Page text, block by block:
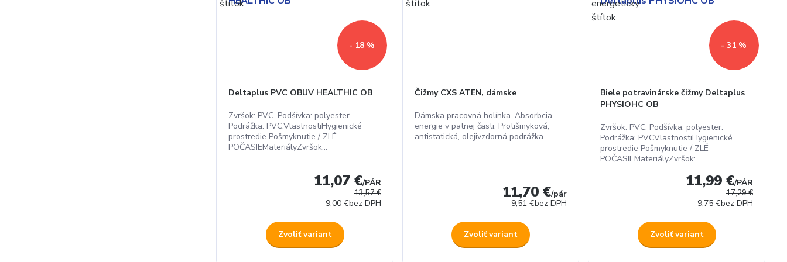
- 18 %
Deltaplus PVC OBUV HEALTHIC OB
Zvršok: PVC. Podšívka: polyester.
Podrážka: PVC.VlastnostiHygienické
prostredie Pošmyknutie / ZLÉ
POČASIEMateriályZvršok...
13,57 €
11,07 €/PÁR
9,00 €bez DPH
Zvoliť variant
Čižmy CXS ATEN, dámske
Dámska pracovná holínka. Absorbcia
energie v pätnej časti. Protišmyková,
antistatická, olejivzdorná podrážka. ...
11,70 €/pár
9,51 €bez DPH
Zvoliť variant
- 31 %
Biele potravinárske čižmy Deltaplus
PHYSIOHC OB
Zvršok: PVC. Podšívka: polyester.
Podrážka: PVCVlastnostiHygienické
prostredie Pošmyknutie / ZLÉ
POČASIEMateriályZvršok:...
17,29 €
11,99 €/PÁR
9,75 €bez DPH
Zvoliť variant